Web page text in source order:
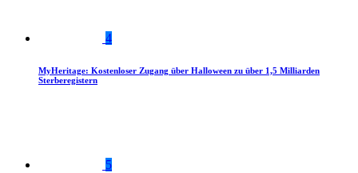
4
MyHeritage: Kostenloser Zugang über Halloween zu über 1,5 Milliarden
Sterberegistern
5